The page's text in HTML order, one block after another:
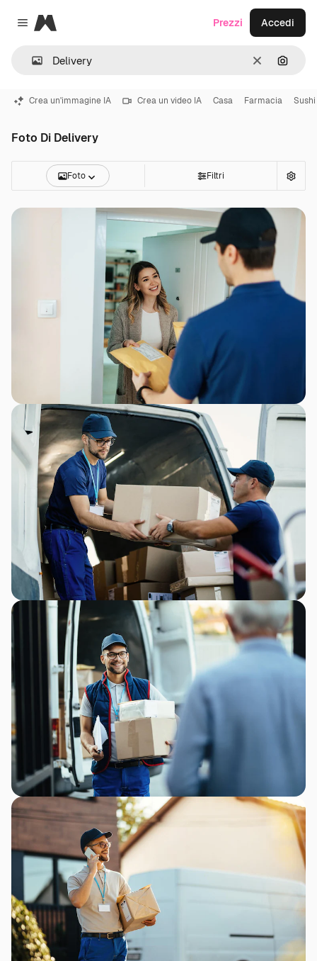
Close menu
Magnific
CancellaCerca
Prezzi Accedi
Crea un'immagine IA Crea un video IA Casa Farmacia Sushi
Foto Di Delivery
Foto Filtri